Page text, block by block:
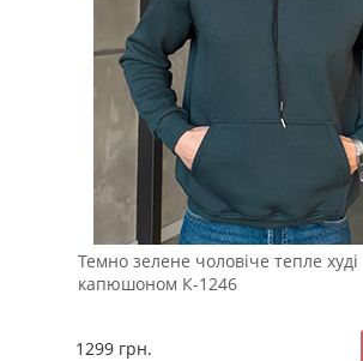
Темно зелене чоловіче тепле худі
капюшоном К-1246
1299 грн.